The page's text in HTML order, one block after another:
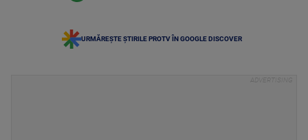
URMĂREȘTE ȘTIRILE PROTV ÎN GOOGLE DISCOVER